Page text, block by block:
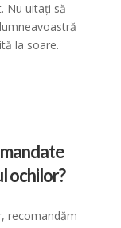
Nu uitați să
la soare.
ochilor?
recomandăm